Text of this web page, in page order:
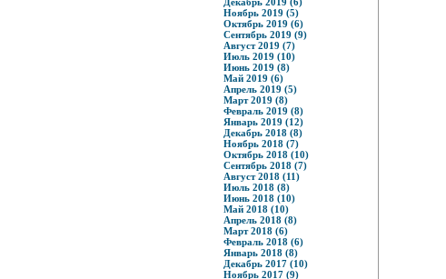
Ноябрь 2019 (5)
Октябрь 2019 (6)
Сентябрь 2019 (9)
Август 2019 (7)
Июль 2019 (10)
Июнь 2019 (8)
Май 2019 (6)
Апрель 2019 (5)
Март 2019 (8)
Февраль 2019 (8)
Январь 2019 (12)
Декабрь 2018 (8)
Ноябрь 2018 (7)
Октябрь 2018 (10)
Сентябрь 2018 (7)
Август 2018 (11)
Июль 2018 (8)
Июнь 2018 (10)
Май 2018 (10)
Апрель 2018 (8)
Март 2018 (6)
Февраль 2018 (6)
Январь 2018 (8)
Декабрь 2017 (10)
Ноябрь 2017 (9)